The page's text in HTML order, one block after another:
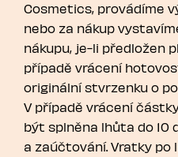
Cosmetics, provádíme
nebo za nákup
nákupu, je-li předložen
případě vrácení
originální stvrzenku o
V případě vrácení
být splněna lhůta do 10
a zaúčtování. Vratky po